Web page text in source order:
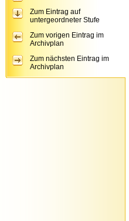
Zum Eintrag auf
untergeordneter Stufe
Zum vorigen Eintrag im
Archivplan
Zum nächsten Eintrag im
Archivplan